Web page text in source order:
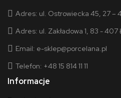
Adres: ul. Ostrowiecka 45, 27 –
Adres: ul. Zakładowa 1, 83 - 407
Email: e-sklep@porcelana.pl
Telefon: +48 15 814 11 11
Informacje